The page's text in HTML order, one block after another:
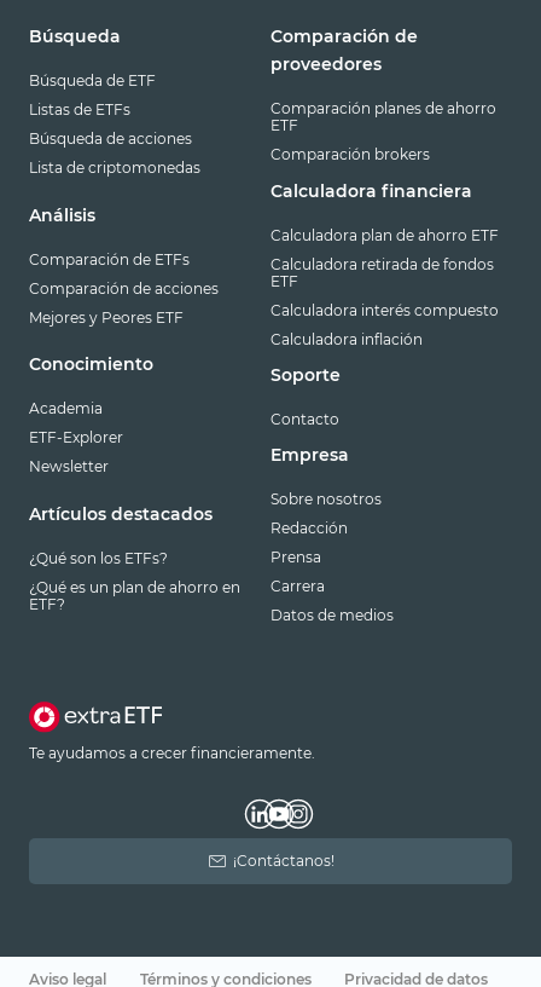
Búsqueda
Búsqueda de ETF
Listas de ETFs
Búsqueda de acciones
Lista de criptomonedas
Análisis
Comparación de ETFs
Comparación de acciones
Mejores y Peores ETF
Conocimiento
Academia
ETF-Explorer
Newsletter
Artículos destacados
¿Qué son los ETFs?
¿Qué es un plan de ahorro en
ETF?
Comparación de
proveedores
Comparación planes de ahorro
ETF
Comparación brokers
Calculadora financiera
Calculadora plan de ahorro ETF
Calculadora retirada de fondos
ETF
Calculadora interés compuesto
Calculadora inflación
Soporte
Contacto
Empresa
Sobre nosotros
Redacción
Prensa
Carrera
Datos de medios
Te ayudamos a crecer financieramente.
¡Contáctanos!
Aviso legal Términos y condiciones Privacidad de datos